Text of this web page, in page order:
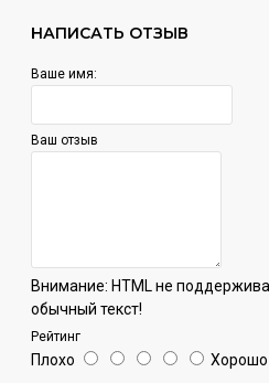
black line - выдерживается
cup line - выпускалась в
stars line - коллаборация с
музыкантами;
НАПИСАТЬ ОТЗЫВ
Ваше имя:
Ваш отзыв
Внимание: HTML не
обычный текст!
Рейтинг
Плохо Хорошо